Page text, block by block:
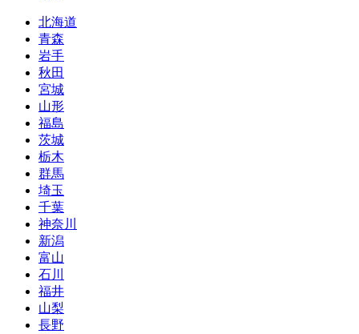
北海道
青森
岩手
秋田
宮城
山形
福島
茨城
栃木
群馬
埼玉
千葉
神奈川
新潟
富山
石川
福井
山梨
長野